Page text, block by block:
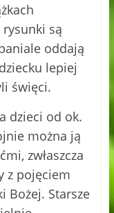
są
oddają
lepiej
święci.
dzieci od ok.
można ją
zwłaszcza
z pojęciem
Bożej. Starsze